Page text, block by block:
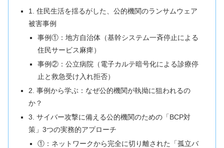
1. 住民生活を揺るがした、公的機関のランサムウェア
被害事例
事例①：地方自治体（基幹システム一斉停止による
住民サービス麻痺）
事例②：公立病院（電子カルテ暗号化による診療停
止と救急受け入れ拒否）
2. 事例から学ぶ：なぜ公的機関が執拗に狙われるの
か？
3. サイバー攻撃に備える公的機関のための「BCP対
策」3つの実務的アプローチ
①：ネットワークから完全に切り離された「孤立バ